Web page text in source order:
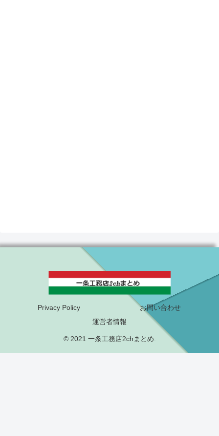
Privacy Policy
お問い合わせ
運営者情報
© 2021 一条工務店2chまとめ.